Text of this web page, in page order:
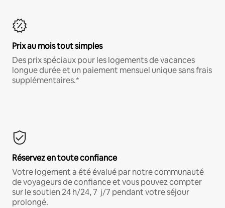
Prix au mois tout simples
Des prix spéciaux pour les logements de vacances
longue durée et un paiement mensuel unique sans frais
supplémentaires.*
Réservez en toute confiance
Votre logement a été évalué par notre communauté
de voyageurs de confiance et vous pouvez compter
sur le soutien 24 h/24, 7 j/7 pendant votre séjour
prolongé.